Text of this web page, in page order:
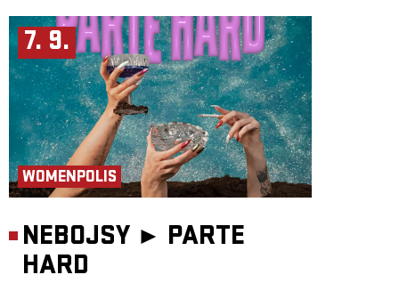
7. 9.
WOMENPOLIS
NEBOJSY ► PARTE
HARD